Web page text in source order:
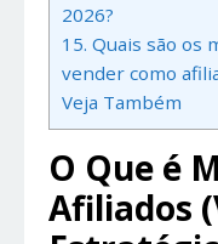
2026?
15. Quais são os
vender como
Veja Também
O Que é
Afiliados